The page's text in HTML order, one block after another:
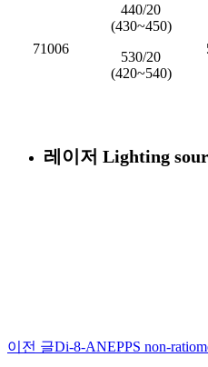
71006
440/20
(430~450)
530/20
(420~540)
레이저 Lighting
글
이전 글Di-8-ANEPPS non-